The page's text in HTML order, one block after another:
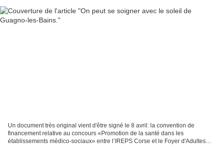
Un document très original vient d'être signé le 8 avril: la convention de
financement relative au concours «Promotion de la santé dans les
établissements médico-sociaux» entre l’IREPS Corse et le Foyer d'Adultes